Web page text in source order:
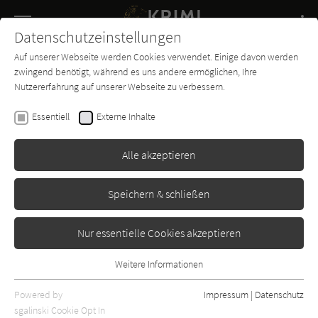
SUCHE
Buch-
Entdecker
Forum Charts
Datenschutzeinstellungen
Auf unserer Webseite werden Cookies verwendet. Einige davon werden
zwingend benötigt, während es uns andere ermöglichen, Ihre
Nutzererfahrung auf unserer Webseite zu verbessern.
Essentiell Externe Inhalte
Alle akzeptieren
Speichern & schließen
Nur essentielle Cookies akzeptieren
Essentielle Cookies werden für grundlegende Funktionen der
Webseite benötigt. Dadurch ist gewährleistet, dass die Webseite
Weitere Informationen
Powered by
sgalinski Cookie Opt In
Impressum | Datenschutz